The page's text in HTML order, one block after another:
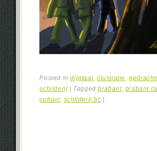
Posted indigitaal,illustratie,
schilderij
Taggedbrabant, brabant
cultuur, schilderij.bc